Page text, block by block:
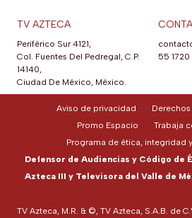
TV AZTECA
Periférico Sur 4121,
Col. Fuentes Del Pedregal, C.P.
14140,
Ciudad De México, México.
55 1720
TV Azteca, M.R. & ©, TV Azteca, S.A.B. de
Aviso de privacidad Derechos
Promo Espacio
Trabaja
Programa de ética, integridad
Defensor de Audiencias y Código de
Azteca III y Televisora del Valle de